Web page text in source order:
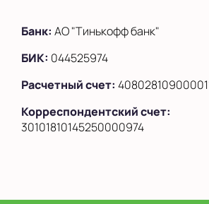
Банк: АО "Тинькофф банк"
БИК: 044525974
Расчетный счет:
Корреспондентский счет:
30101810145250000974